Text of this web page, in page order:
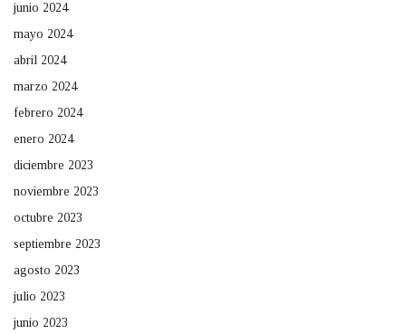
junio 2024
mayo 2024
abril 2024
marzo 2024
febrero 2024
enero 2024
diciembre 2023
noviembre 2023
octubre 2023
septiembre 2023
agosto 2023
julio 2023
junio 2023